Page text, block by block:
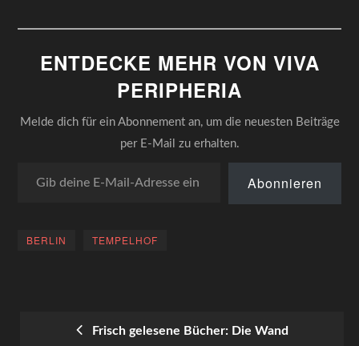
ENTDECKE MEHR VON VIVA
PERIPHERIA
Melde dich für ein Abonnement an, um die neuesten Beiträge
per E-Mail zu erhalten.
Abonnieren
BERLIN TEMPELHOF
Frisch gelesene Bücher: Die Wand